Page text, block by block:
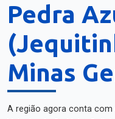
Pedra
Minas
A região agora conta